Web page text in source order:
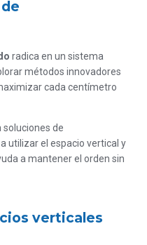
radica en un sistema
métodos innovadores
cada centímetro
de
utilizar el espacio vertical y
a mantener el orden sin
verticales